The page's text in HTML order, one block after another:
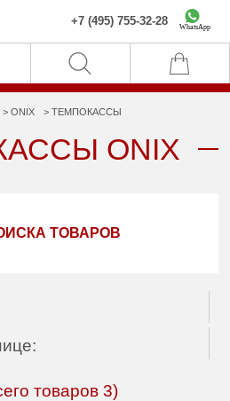
+7 (495) 755-32-28 WhatsApp
ONIX ТЕМПОКАССЫ
ONIX
ТОВАРОВ
товаров 3)